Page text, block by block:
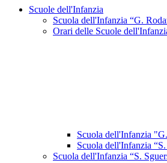
Scuole dell'Infanzia
Scuola dell'Infanzia “G.
Orari delle Scuole
Scuola dell'Infanzia
Scuola dell'Infanzia
Scuola dell'Infanzia “S.